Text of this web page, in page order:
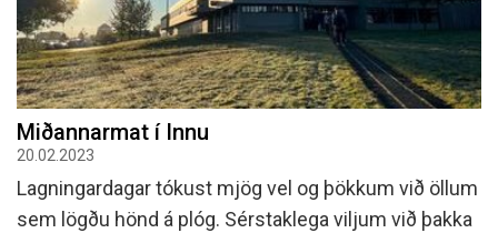
Miðannarmat í Innu
20.02.2023
Lagningardagar tókust mjög vel og þökkum við öllum
sem lögðu hönd á plóg. Sérstaklega viljum við þakka